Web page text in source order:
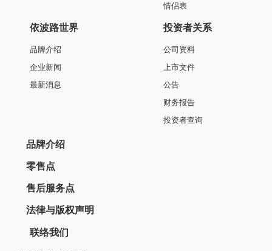
情侣表
依波路世界
品牌介绍
企业新闻
最新消息
投资者关系
公司资料
上市文件
公告
财务报告
投资者查询
品牌介绍
零售点
售后服务点
法律与版权声明
联络我们